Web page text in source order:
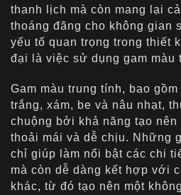
thanh lịch mà còn mang lại
thoáng đãng cho không gian
yếu tố quan trọng trong thiết
đại là việc sử dụng gam màu
Gam màu trung tính, bao
trắng, xám, be và nâu nhạt,
chuộng bởi khả năng tạo nên
thoải mái và dễ chịu. Những
chỉ giúp làm nổi bật các chi
mà còn dễ dàng kết hợp với
khác, từ đó tạo nên một